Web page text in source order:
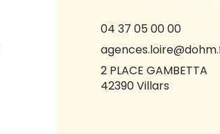
04 37 05 00 00
2 PLACE GAMBETTA
42390 Villars